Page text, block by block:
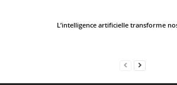
L’intelligence artificielle transforme